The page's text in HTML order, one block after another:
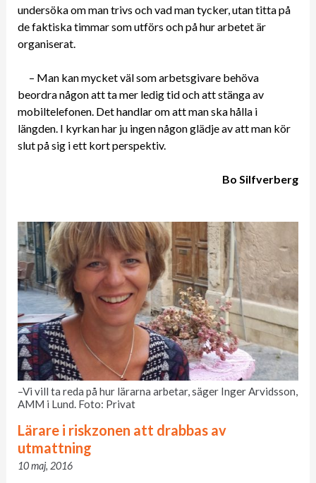
undersöka om man trivs och vad man tycker, utan titta på
de faktiska timmar som utförs och på hur arbetet är
organiserat.
– Man kan mycket väl som arbetsgivare behöva
beordra någon att ta mer ledig tid och att stänga av
mobiltelefonen. Det handlar om att man ska hålla i
längden. I kyrkan har ju ingen någon glädje av att man kör
slut på sig i ett kort perspektiv.
Bo Silfverberg
–Vi vill ta reda på hur lärarna arbetar, säger Inger Arvidsson,
AMM i Lund. Foto: Privat
Lärare i riskzonen att drabbas av
utmattning
10 maj, 2016